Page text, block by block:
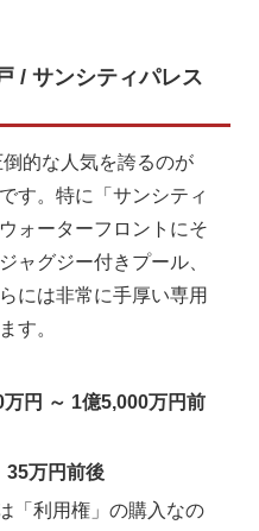
/ サンシティパレス
的な人気を誇るのが
す。特に「サンシティ
ォーターフロントにそ
ャグジー付きプール、
には非常に手厚い専用
す。
万円 ～ 1億5,000万円前
35万円前後
「利用権」の購入なの